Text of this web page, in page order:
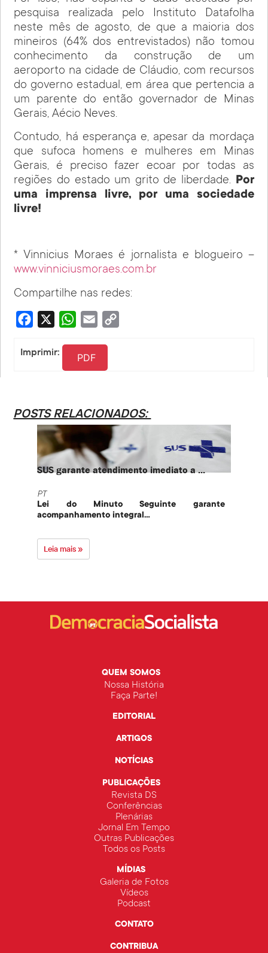
pesquisa realizada pelo Instituto Datafolha
neste mês de agosto, de que a maioria dos
mineiros (64% dos entrevistados) não tomou
conhecimento da construção de um
aeroporto na cidade de Cláudio, com recursos
do governo estadual, em área que pertencia a
um parente do então governador de Minas
Gerais, Aécio Neves.
Contudo, há esperança e, apesar da mordaça
que sufoca homens e mulheres em Minas
Gerais, é preciso fazer ecoar por todas as
regiões do estado um grito de liberdade. Por
uma imprensa livre, por uma sociedade
livre!
* Vinnicius Moraes é jornalista e blogueiro –
www.vinniciusmoraes.com.br
Compartilhe nas redes:
Facebook WhatsApp
Email
Imprimir: PDF
POSTS RELACIONADOS:
SUS garante atendimento imediato a ...
PT
Lei do Minuto Seguinte garante
acompanhamento integral...
Leia mais »
QUEM SOMOS
Nossa História
Faça Parte!
EDITORIAL
ARTIGOS
NOTÍCIAS
PUBLICAÇÕES
Revista DS
Conferências
Plenárias
Jornal Em Tempo
Outras Publicações
Todos os Posts
MÍDIAS
Galeria de Fotos
Vídeos
Podcast
CONTATO
CONTRIBUA